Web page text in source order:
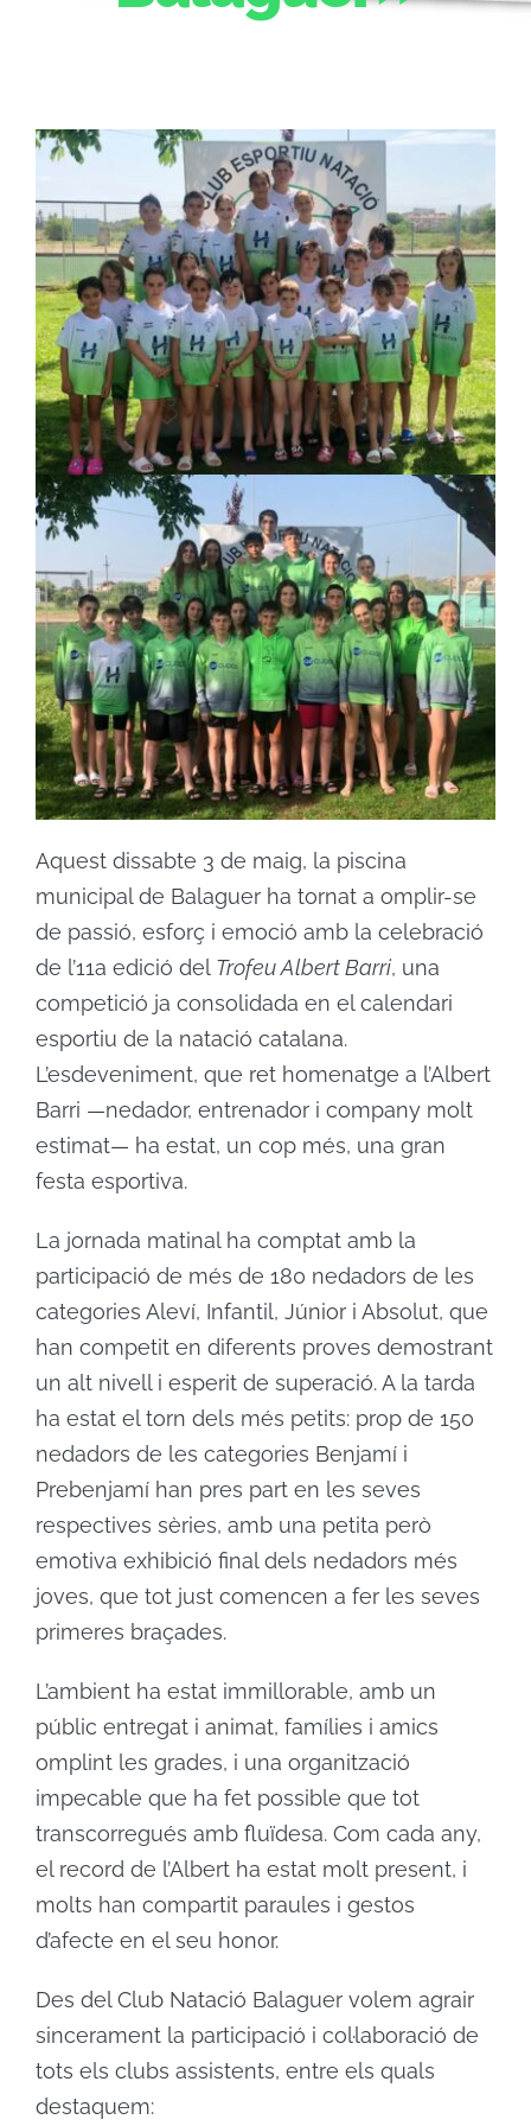
PATROCINADORS
RESULTATS
BOTIGA
Aquest dissabte 3 de maig, la piscina
municipal de Balaguer ha tornat a omplir-se
de passió, esforç i emoció amb la celebració
de l’11a edició del Trofeu Albert Barri, una
competició ja consolidada en el calendari
esportiu de la natació catalana.
L’esdeveniment, que ret homenatge a l’Albert
Barri —nedador, entrenador i company molt
estimat— ha estat, un cop més, una gran
festa esportiva.
La jornada matinal ha comptat amb la
participació de més de 180 nedadors de les
categories Aleví, Infantil, Júnior i Absolut, que
han competit en diferents proves demostrant
un alt nivell i esperit de superació. A la tarda
ha estat el torn dels més petits: prop de 150
nedadors de les categories Benjamí i
Prebenjamí han pres part en les seves
respectives sèries, amb una petita però
emotiva exhibició final dels nedadors més
joves, que tot just comencen a fer les seves
primeres braçades.
L’ambient ha estat immillorable, amb un
públic entregat i animat, famílies i amics
omplint les grades, i una organització
impecable que ha fet possible que tot
transcorregués amb fluïdesa. Com cada any,
el record de l’Albert ha estat molt present, i
molts han compartit paraules i gestos
d’afecte en el seu honor.
Des del Club Natació Balaguer volem agrair
sincerament la participació i col·laboració de
tots els clubs assistents, entre els quals
destaquem: